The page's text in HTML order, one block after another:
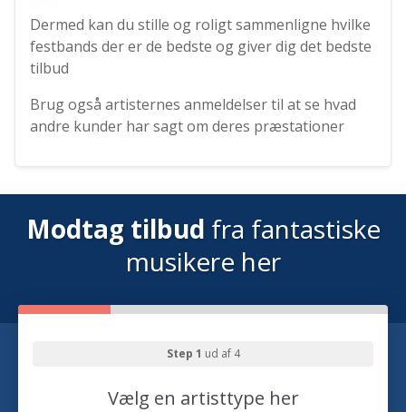
Dermed kan du stille og roligt sammenligne hvilke
festbands der er de bedste og giver dig det bedste
tilbud
Brug også artisternes anmeldelser til at se hvad
andre kunder har sagt om deres præstationer
Modtag tilbud fra fantastiske
musikere her
Step 1 ud af 4
Vælg en artisttype her